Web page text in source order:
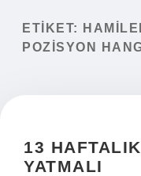
Yasal Uyarı
ETIKET:
POZISYON
13
YATMALI